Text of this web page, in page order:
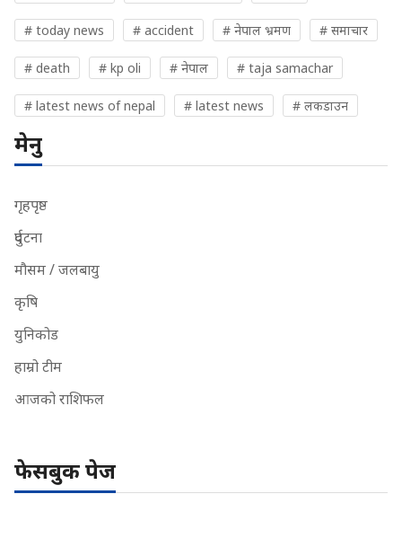
# today news # accident # नेपाल भ्रमण # समाचार
# death # kp oli # नेपाल # taja samachar
# latest news of nepal # latest news # लकडाउन
मेनु
गृहपृष्ठ
दुर्घटना
मौसम / जलबायु
कृषि
युनिकोड
हाम्रो टीम
आजको राशिफल
फेसबुक पेज